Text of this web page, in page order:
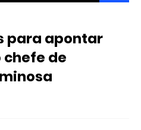
TRANSPARENTE E
para apontar
chefe de